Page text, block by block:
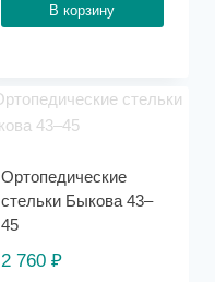
В корзину
Ортопедические
стельки Быкова 43–
45
2 760 ₽